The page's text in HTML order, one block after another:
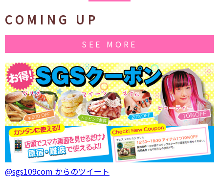
COMING UP
SEE MORE
@sgs109com からのツイート